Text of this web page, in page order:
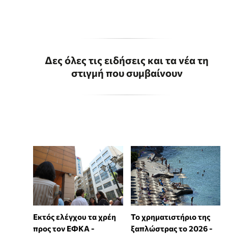
Δες όλες τις ειδήσεις και τα νέα τη
στιγμή που συμβαίνουν
Εκτός ελέγχου τα χρέη
προς τον ΕΦΚΑ -
Το χρηματιστήριο της
ξαπλώστρας το 2026 -